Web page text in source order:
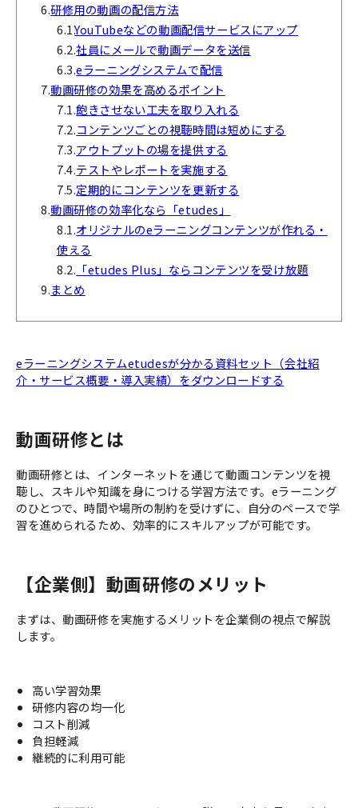
6.研修用の動画の配信方法
6.1.YouTubeなどの動画配信サービスにアップ
6.2.社員にメールで動画データを送信
6.3.eラーニングシステムで配信
7.動画研修の効果を高めるポイント
7.1.飽きさせない工夫を取り入れる
7.2.コンテンツごとの視聴時間は短めにする
7.3.アウトプットの場を提供する
7.4.テストやレポートを実施する
7.5.定期的にコンテンツを更新する
8.動画研修の効率化なら「etudes」
8.1.オリジナルのeラーニングコンテンツが作れる・
使える
8.2. 「etudes Plus」ならコンテンツを受け放題
9.まとめ
eラーニングシステムetudesが分かる資料セット（会社紹
介・サービス概要・導入実績）をダウンロードする
動画研修とは
動画研修とは、インターネットを通じて動画コンテンツを視
聴し、スキルや知識を身につける学習方法です。eラーニング
のひとつで、時間や場所の制約を受けずに、自分のペースで学
習を進められるため、効率的にスキルアップが可能です。
【企業側】動画研修のメリット
まずは、動画研修を実施するメリットを企業側の視点で解説
します。
高い学習効果
研修内容の均一化
コスト削減
負担軽減
継続的に利用可能